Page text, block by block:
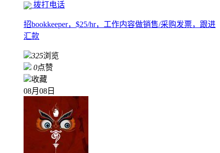
拨打电话
招bookkeeper，$25/hr，工作内容做销售/采购发票，跟进
汇款
325浏览
0点赞
收藏
08月08日